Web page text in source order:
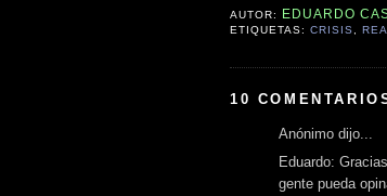
AUTOR: EDUARDO
ETIQUETAS:CRISIS ,
10
Anónimo dijo...
Eduardo:
gente pueda